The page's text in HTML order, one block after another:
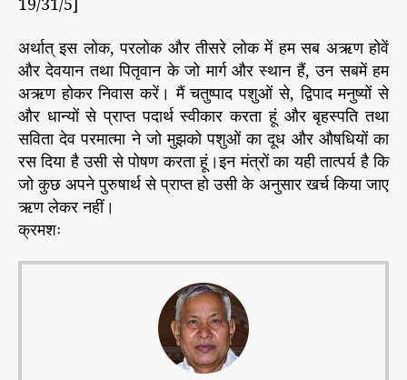
अर्थात् इस लोक, परलोक और तीसरे लोक में हम सब अऋण होवें
और देवयान तथा पितृवान के जो मार्ग और स्थान हैं, उन सबमें हम
अऋण होकर निवास करें। मैं चतुष्पाद पशुओं से, द्विपाद मनुष्यों से
और धान्यों से प्राप्त पदार्थ स्वीकार करता हूं और बृहस्पति तथा
सविता देव परमात्मा ने जो मुझको पशुओं का दूध और औषधियों का
रस दिया है उसी से पोषण करता हूं।इन मंत्रों का यही तात्पर्य है कि
जो कुछ अपने पुरुषार्थ से प्राप्त हो उसी के अनुसार खर्च किया जाए
ऋण लेकर नहीं।
क्रमशः